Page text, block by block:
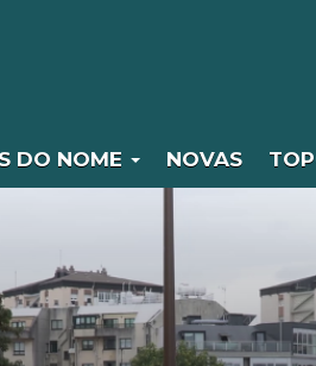
DO NOME NOVAS